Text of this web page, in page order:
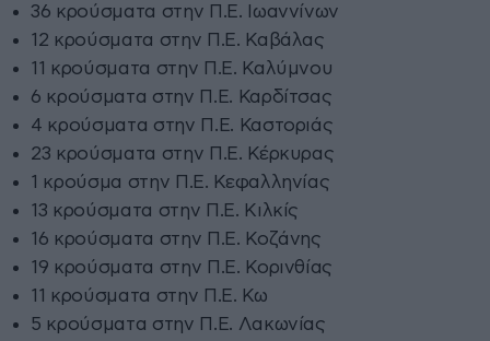
36 κρούσματα στην Π.Ε. Ιωαννίνων
12 κρούσματα στην Π.Ε. Καβάλας
11 κρούσματα στην Π.Ε. Καλύμνου
6 κρούσματα στην Π.Ε. Καρδίτσας
4 κρούσματα στην Π.Ε. Καστοριάς
23 κρούσματα στην Π.Ε. Κέρκυρας
1 κρούσμα στην Π.Ε. Κεφαλληνίας
13 κρούσματα στην Π.Ε. Κιλκίς
16 κρούσματα στην Π.Ε. Κοζάνης
19 κρούσματα στην Π.Ε. Κορινθίας
11 κρούσματα στην Π.Ε. Κω
5 κρούσματα στην Π.Ε. Λακωνίας